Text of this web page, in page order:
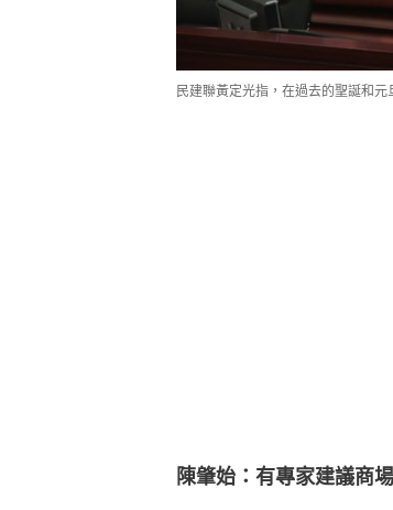
民建聯黃定光指，在過去的聖誕和元
陳肇始：有專家建議商